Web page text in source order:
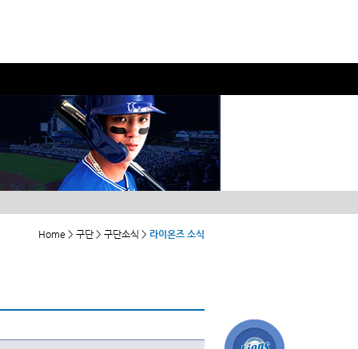
Home > 구단 > 구단소식 > 라이온즈 소식